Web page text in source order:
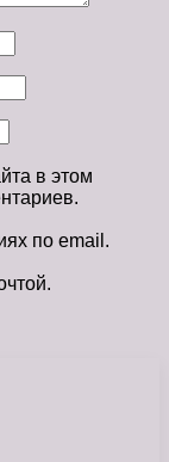
в этом
по email.